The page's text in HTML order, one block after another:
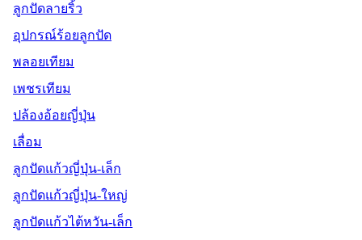
ลูกปัดลายริ้ว
อุปกรณ์ร้อยลูกปัด
พลอยเทียม
เพชรเทียม
ปล้องอ้อยญี่ปุ่น
เลื่อม
ลูกปัดแก้วญี่ปุ่น-เล็ก
ลูกปัดแก้วญี่ปุ่น-ใหญ่
ลูกปัดแก้วไต้หวัน-เล็ก